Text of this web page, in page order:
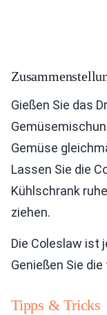
Gießen Sie das
Gemüse
Lassen Sie die
Kühlschrank
ziehen.
Die Coleslaw ist
Genießen Sie
Tipps & Tricks